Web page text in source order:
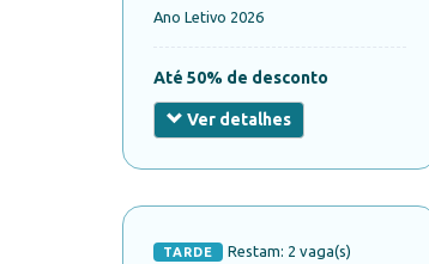
Ano Letivo 2026
Até 50% de desconto
Ver detalhes
TARDE Restam: 2 vaga(s)